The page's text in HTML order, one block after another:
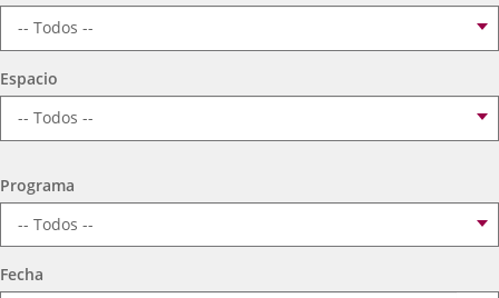
Espacio
Programa
Fecha